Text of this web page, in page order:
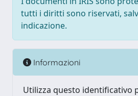
tutti i diritti sono riservati,
indicazione.
Informazioni
Utilizza questo identificativo